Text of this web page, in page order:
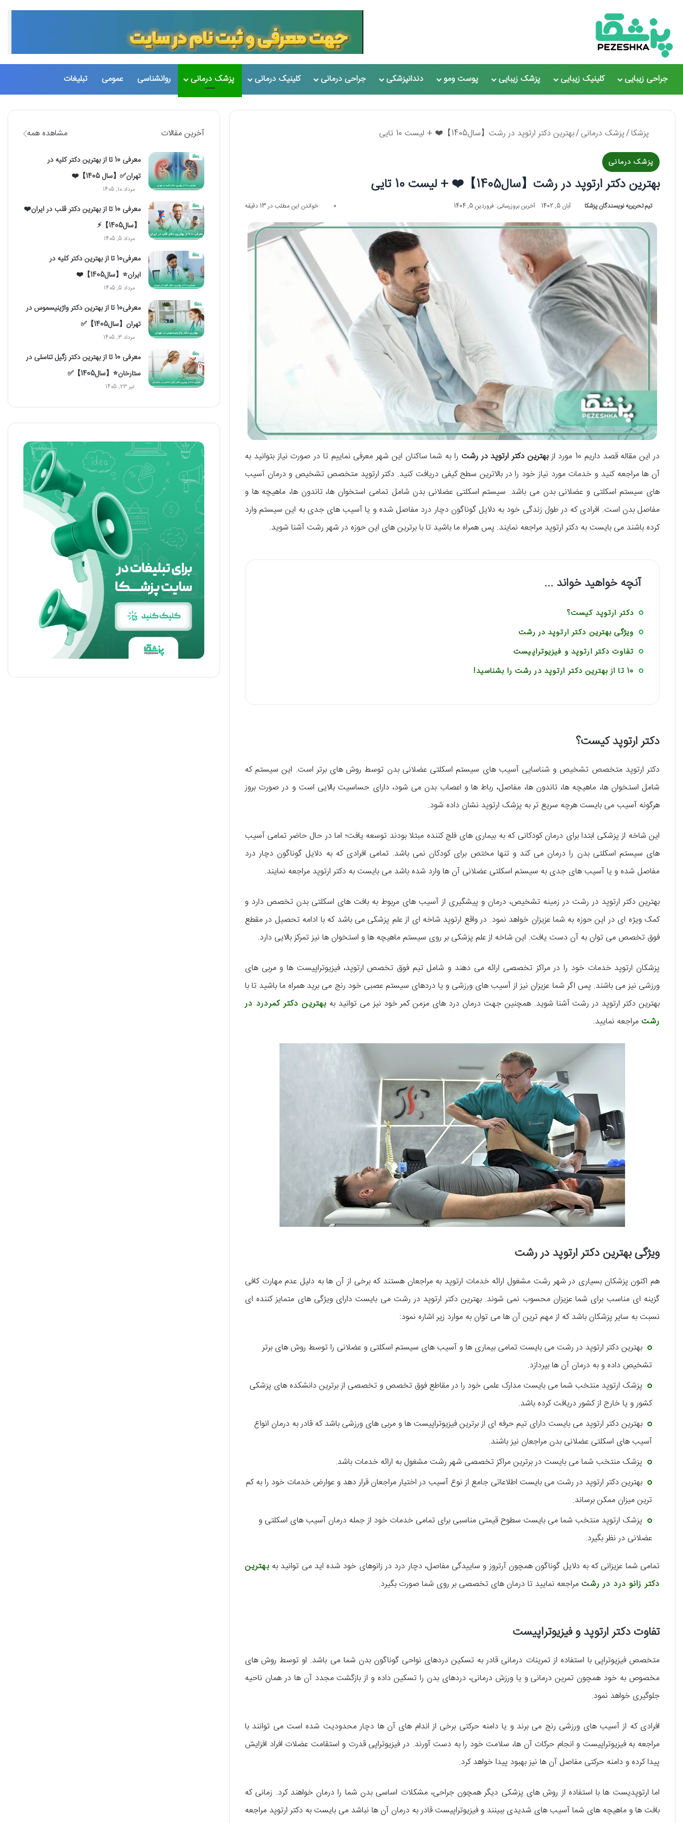
جراحی زیبایی کلینیک زیبایی پزشک زیبایی پوست ومو دندانپزشکی جراحی درمانی کلینیک درمانی پزشک درمانی روانشناسی عمومی تبلیغات
پزشکا/پزشک درمانی/بهترین دکتر ارتوپد در رشت【سال1405】❤️ + لیست 10 تایی
پزشک درمانی
بهترین دکتر ارتوپد در رشت【سال1405】❤️ + لیست 10 تایی
تیم تحریریه نویسندگان پزشکا آبان 5, 1402 آخرین بروزرسانی: فروردین 5, 1404 0 خواندن این مطلب در 13 دقیقه
در این مقاله قصد داریم 10 مورد از بهترین دکتر ارتوپد در رشت را به شما ساکنان این شهر معرفی نماییم تا در صورت نیاز بتوانید به
آن ها مراجعه کنید و خدمات مورد نیاز خود را در بالاترین سطح کیفی دریافت کنید. دکتر ارتوپد متخصص تشخیص و درمان آسیب‌
های سیستم اسکلتی و عضلانی بدن می‌ باشد. سیستم اسکلتی عضلانی بدن شامل تمامی استخوان‌ ها، تاندون‌ ها، ماهیچه‌ ها و
مفاصل بدن است. افرادی که در طول زندگی خود به دلایل گوناگون دچار درد مفاصل شده و یا آسیب‌ های جدی به این سیستم وارد
کرده باشند می‌ بایست به دکتر ارتوپد مراجعه نمایند. پس همراه ما باشید تا با برترین‌ های این حوزه در شهر رشت آشنا شوید.
آنچه خواهید خواند ...
دکتر ارتوپد کیست؟
ویژگی بهترین دکتر ارتوپد در رشت
تفاوت دکتر ارتوپد و فیزیوتراپیست
10 تا از بهترین دکتر ارتوپد در رشت را بشناسید!
دکتر ارتوپد کیست؟
دکتر ارتوپد متخصص تشخیص و شناسایی آسیب‌ های سیستم اسکلتی عضلانی بدن توسط روش‌ های برتر است. این سیستم که
شامل استخوان‌ ها، ماهیچه‌ ها، تاندون‌ ها، مفاصل، رباط ها و اعصاب بدن می‌ شود، دارای حساسیت بالایی است و در صورت بروز
هرگونه آسیب می‌ بایست هرچه سریع‌ تر به پزشک ارتوپد نشان داده شود.
این شاخه از پزشکی ابتدا برای درمان کودکانی که به بیماری‌ های فلج کننده مبتلا بودند توسعه یافت؛ اما در حال حاضر تمامی آسیب‌
های سیستم اسکلتی بدن را درمان می‌ کند و تنها مختص برای کودکان نمی‌ باشد. تمامی افرادی که به دلایل گوناگون دچار درد
مفاصل شده و یا آسیب‌ های جدی به سیستم اسکلتی عضلانی آن ها وارد شده باشد می‌ بایست به دکتر ارتوپد مراجعه نمایند.
بهترین دکتر ارتوپد در رشت در زمینه تشخیص، درمان و پیشگیری از آسیب‌ های مربوط به بافت‌ های اسکلتی بدن تخصص دارد و
کمک ویژه‌ ای در این حوزه به شما عزیزان خواهد نمود. در واقع ارتوپد شاخه‌ ای از علم پزشکی می‌ باشد که با ادامه تحصیل در مقطع
فوق تخصص می‌ توان به آن دست یافت. این شاخه از علم پزشکی بر روی سیستم ماهیچه‌ ها و استخوان‌ ها نیز تمرکز بالایی دارد.
پزشکان ارتوپد خدمات خود را در مراکز تخصصی ارائه می‌ دهند و شامل تیم فوق تخصص ارتوپد، فیزیوتراپیست ها و مربی‌ های
ورزشی نیز می‌ باشند. پس اگر شما عزیزان نیز از آسیب‌ های ورزشی و یا دردهای سیستم عصبی خود رنج می برید همراه ما باشید تا با
بهترین دکتر ارتوپد در رشت آشنا شوید. همچنین جهت درمان درد های مزمن کمر خود نیز می توانید به بهترین دکتر کمردرد در
رشت مراجعه نمایید.
ویژگی بهترین دکتر ارتوپد در رشت
هم اکنون پزشکان بسیاری در شهر رشت مشغول ارائه خدمات ارتوپد به مراجعان هستند که برخی از آن ها به دلیل عدم مهارت کافی
گزینه‌ ای مناسب برای شما عزیزان محسوب نمی‌ شوند. بهترین دکتر ارتوپد در رشت می‌ بایست دارای ویژگی‌ های متمایز کننده‌ ای
نسبت به سایر پزشکان باشد که از مهم ترین آن ها می‌ توان به موارد زیر اشاره نمود:
بهترین دکتر ارتوپد در رشت می‌ بایست تمامی بیماری‌ ها و آسیب‌ های سیستم اسکلتی و عضلانی را توسط روش‌ های برتر
تشخیص داده و به درمان آن ها بپردازد.
پزشک ارتوپد منتخب شما می‌ بایست مدارک علمی خود را در مقاطع فوق تخصص و تخصصی از برترین دانشکده‌ های پزشکی
کشور و یا خارج از کشور دریافت کرده باشد.
بهترین دکتر ارتوپد می‌ بایست دارای تیم حرفه‌ ای از برترین فیزیوتراپیست‌ ها و مربی‌ های ورزشی باشد که قادر به درمان انواع
آسیب‌ های اسکلتی عضلانی بدن مراجعان نیز باشند.
پزشک منتخب شما می‌ بایست در برترین مراکز تخصصی شهر رشت مشغول به ارائه خدمات باشد.
بهترین دکتر ارتوپد در رشت می‌ بایست اطلاعاتی جامع از نوع آسیب در اختیار مراجعان قرار دهد و عوارض خدمات خود را به کم
ترین میزان ممکن برساند.
پزشک ارتوپد منتخب شما می‌ بایست سطوح قیمتی مناسبی برای تمامی خدمات خود از جمله درمان آسیب‌ های اسکلتی و
عضلانی در نظر بگیرد.
تمامی شما عزیزانی که به دلایل گوناگون همچون آرتروز و ساییدگی مفاصل، دچار درد در زانوهای خود شده اید می توانید بهبهترین
دکتر زانو درد در رشت مراجعه نمایید تا درمان های تخصصی بر روی شما صورت بگیرد.
تفاوت دکتر ارتوپد و فیزیوتراپیست
متخصص فیزیوتراپی با استفاده از تمرینات درمانی قادر به تسکین دردهای نواحی گوناگون بدن شما می‌ باشد. او توسط روش‌ های
مخصوص به خود همچون تمرین درمانی و یا ورزش درمانی، دردهای بدن را تسکین داده و از بازگشت مجدد آن ها در همان ناحیه
جلوگیری خواهد نمود.
افرادی که از آسیب‌ های ورزشی رنج می‌ برند و یا دامنه حرکتی برخی از اندام‌ های آن ها دچار محدودیت شده است می‌ توانند با
مراجعه به فیزیوتراپیست و انجام حرکات آن ها، سلامت خود را به دست آورند. در فیزیوتراپی قدرت و استقامت عضلات افراد افزایش
پیدا کرده و دامنه حرکتی مفاصل آن ها نیز بهبود پیدا خواهد کرد.
اما ارتوپدیست ها با استفاده از روش‌ های پزشکی دیگر همچون جراحی، مشکلات اساسی بدن شما را درمان خواهند کرد. زمانی که
بافت‌ ها و ماهیچه‌ های شما آسیب‌ های شدیدی ببینند و فیزیوتراپیست قادر به درمان آن ها نباشد می‌ بایست به دکتر ارتوپد مراجعه
آخرین مقالات مشاهده همه
معرفی 10 تا از بهترین دکتر کلیه در
تهران✅【سال 1405】❤️
مرداد 10, 1405
معرفی 10 تا از بهترین دکتر قلب در ایران❤️
【سال1405】⚡️
مرداد 5, 1405
معرفی10 تا از بهترین دکتر کلیه در
ایران⭐【سال1405】❤️
مرداد 5, 1405
معرفی10 تا از بهترین دکتر واژینیسموس در
تهران【سال1405】✅
مرداد 3, 1405
معرفی 10 تا از بهترین دکتر زگیل تناسلی در
ستارخان⭐【سال1405】✅
تیر 23, 1405